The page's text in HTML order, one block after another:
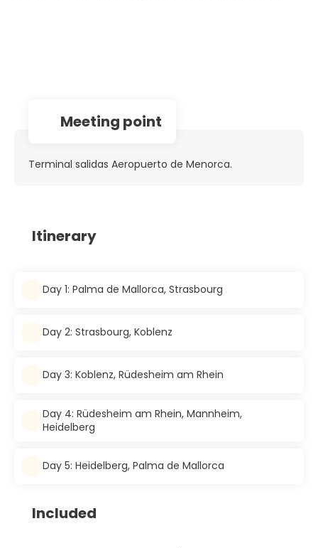
Meeting point
Terminal salidas Aeropuerto de Menorca.
Itinerary
Day 1: Palma de Mallorca, Strasbourg
Day 2: Strasbourg, Koblenz
Day 3: Koblenz, Rüdesheim am Rhein
Day 4: Rüdesheim am Rhein, Mannheim,
Heidelberg
Day 5: Heidelberg, Palma de Mallorca
Included